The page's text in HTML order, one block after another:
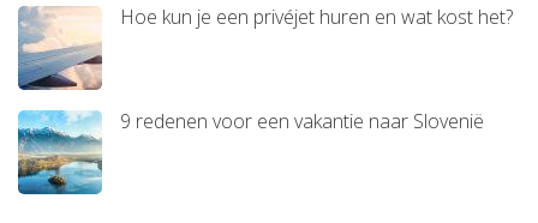
Hoe kun je een privéjet huren en wat kost het?
9 redenen voor een vakantie naar Slovenië